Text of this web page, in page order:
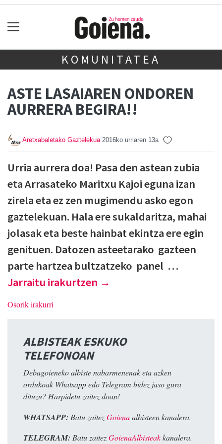
KOMUNITATEA
ASTE LASAIAREN ONDOREN
AURRERA BEGIRA!!
Aretxabaletako Gaztelekua 2016ko urriaren 13a
Urria aurrera doa! Pasa den astean zubia
eta Arrasateko Maritxu Kajoi eguna izan
zirela eta ez zen mugimendu asko egon
gaztelekuan. Hala ere sukaldaritza, mahai
jolasak eta beste hainbat ekintza ere egin
genituen. Datozen asteetarako gazteen
parte hartzea bultzatzeko panel …
Jarraitu irakurtzen →
Osorik irakurri
ALBISTEAK ESKUKO
TELEFONOAN
Debagoieneko albiste nabarmenenak eta azken
ordukoak Whatsapp edo Telegram bidez jaso gura
dituzu? Harpidetu zaitez doan!
WHATSAPP: Batu zaitezGoienaalbisteen kanalera.
TELEGRAM: Batu zaitezGoienaAlbisteakkanalera.